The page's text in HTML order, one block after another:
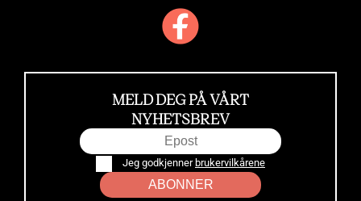
MELD DEG PÅ VÅRT
NYHETSBREV
Jeg godkjenner brukervilkårene
ABONNER